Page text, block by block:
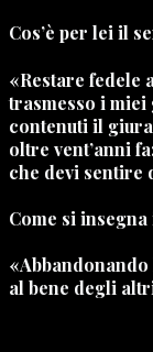
Cos’è per lei il
«Restare fedele
trasmesso i
contenuti il
oltre vent’anni
che devi sentire
Come si
al bene degli